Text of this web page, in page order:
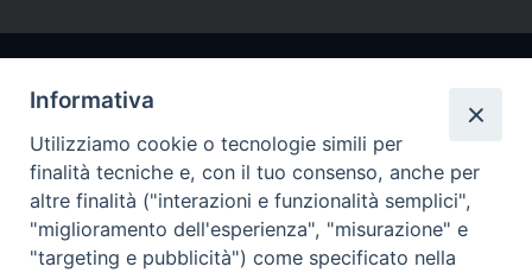
Arcidiocesi di Ravenna-Cervia
Informativa
Utilizziamo cookie o tecnologie simili per
finalità tecniche e, con il tuo consenso, anche per
altre finalità ("interazioni e funzionalità semplici",
"miglioramento dell'esperienza", "misurazione" e
"targeting e pubblicità") come specificato nella